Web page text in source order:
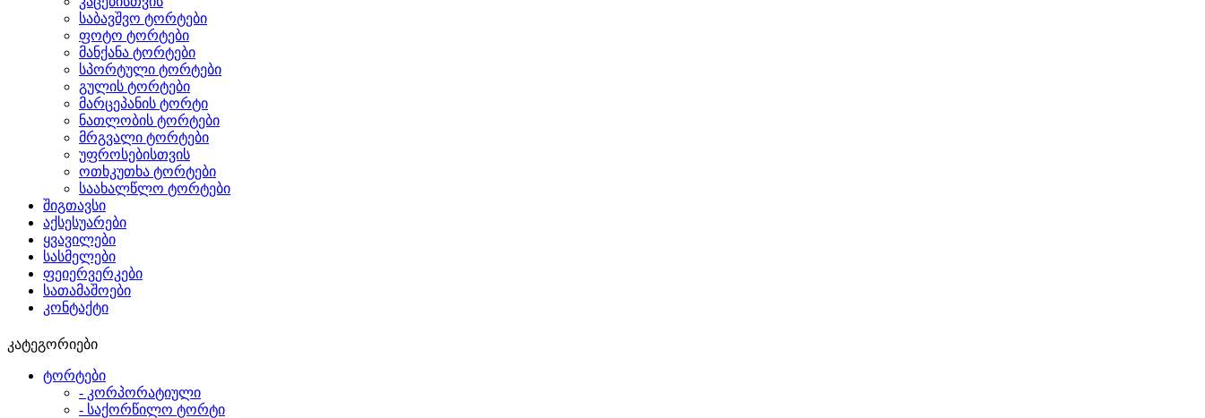
საბავშვო ტორტები
ფოტო ტორტები
მანქანა ტორტები
სპორტული ტორტები
გულის ტორტები
მარცეპანის ტორტი
ნათლობის ტორტები
მრგვალი ტორტები
უფროსებისთვის
ოთხკუთხა ტორტები
საახალწლო ტორტები
შიგთავსი
აქსესუარები
ყვავილები
სასმელები
ფეიერვერკები
სათამაშოები
კონტაქტი
კატეგორიები
ტორტები
- კორპორატიული
- საქორწილო ტორტი